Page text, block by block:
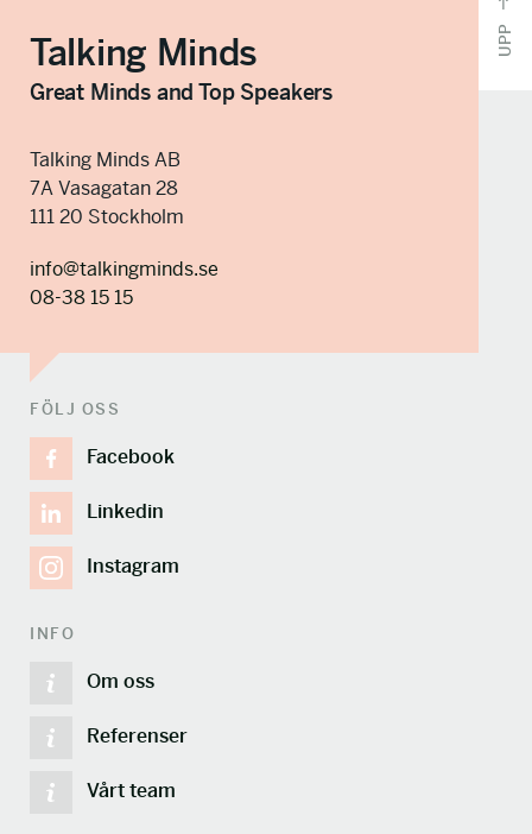
Talking Minds
Great Minds and Top Speakers
Talking Minds AB
7A Vasagatan 28
111 20 Stockholm
info@talkingminds.se
08-38 15 15
UPP
FÖLJ OSS
Facebook
Linkedin
Instagram
INFO
Om oss
Referenser
Vårt team